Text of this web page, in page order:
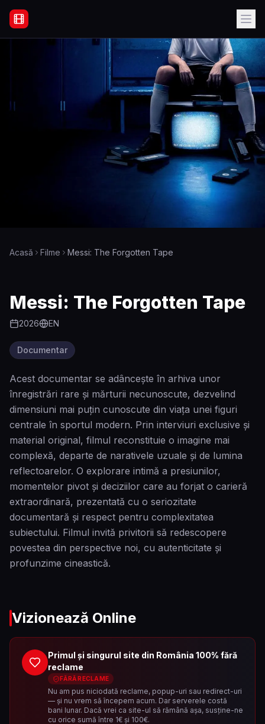
Filme Online Subtitrate - Acasă
Acasă Filme Messi: The Forgotten Tape
Messi: The Forgotten Tape
2026 EN
Documentar
Acest documentar se adâncește în arhiva unor
înregistrări rare și mărturii necunoscute, dezvelind
dimensiuni mai puțin cunoscute din viața unei figuri
centrale în sportul modern. Prin interviuri exclusive și
material original, filmul reconstituie o imagine mai
complexă, departe de narativele uzuale și de lumina
reflectoarelor. O explorare intimă a presiunilor,
momentelor pivot și deciziilor care au forjat o carieră
extraordinară, prezentată cu o seriozitate
documentară și respect pentru complexitatea
subiectului. Filmul invită privitorii să redescopere
povestea din perspective noi, cu autenticitate și
profunzime cineastică.
Vizionează Online
Primul și singurul site din România 100% fără
reclame
FĂRĂ RECLAME
Nu am pus niciodată reclame, popup-uri sau redirect-uri
— și nu vrem să începem acum. Dar serverele costă
bani lunar. Dacă vrei ca site-ul să rămână așa, susține-ne
cu orice sumă între 1€ și 100€.